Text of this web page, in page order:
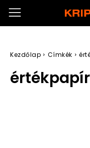
Kezdőlap Címkék